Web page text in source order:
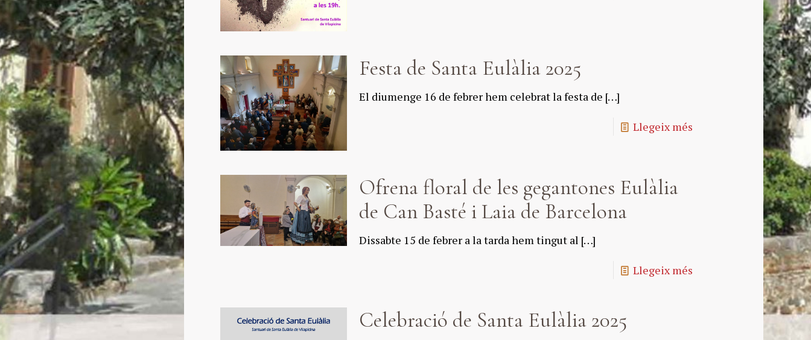
Festa de Santa Eulàlia 2025
El diumenge 16 de febrer hem celebrat la festa de […]
Llegeix més
Ofrena floral de les gegantones Eulàlia
de Can Basté i Laia de Barcelona
Dissabte 15 de febrer a la tarda hem tingut al […]
Llegeix més
Celebració de Santa Eulàlia 2025